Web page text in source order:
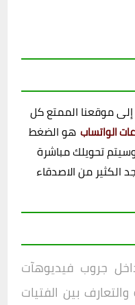
إلى موقعنا الممتع كل
الواتساب هو الضغط
تحويلك مباشرة
الكثير من الاصدقاء
جروب فيديوهآت
بين الفتيات